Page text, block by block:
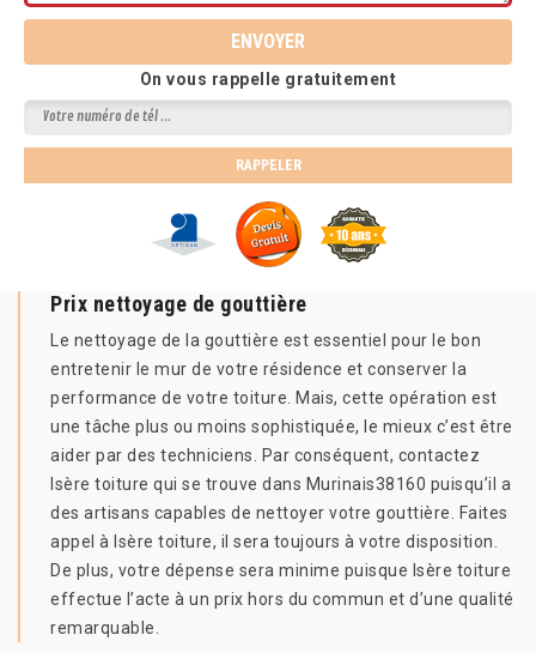
On vous rappelle gratuitement
Prix nettoyage de gouttière
Le nettoyage de la gouttière est essentiel pour le bon
entretenir le mur de votre résidence et conserver la
performance de votre toiture. Mais, cette opération est
une tâche plus ou moins sophistiquée, le mieux c’est être
aider par des techniciens. Par conséquent, contactez
Isère toiture qui se trouve dans Murinais38160 puisqu’il a
des artisans capables de nettoyer votre gouttière. Faites
appel à Isère toiture, il sera toujours à votre disposition.
De plus, votre dépense sera minime puisque Isère toiture
effectue l’acte à un prix hors du commun et d’une qualité
remarquable.